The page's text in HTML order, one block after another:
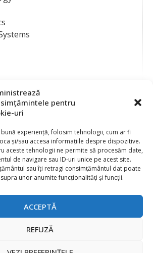
pentru
uri
experiență, folosim tehnologii, cum ar fi
și/sau accesa informațiile despre dispozitive.
aceste tehnologii ne permite să procesăm date,
de navigare sau ID-uri unice pe acest site.
sau îți retragi consimțământul dat poate
unor anumite funcționalități și funcții.
ACCEPTĂ
REFUZĂ
Contact
Publicitate
“Electronica Azi”